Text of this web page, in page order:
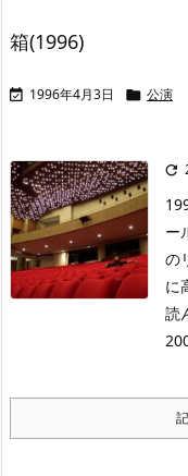
箱(1996)
 1996年4月3日  公演

ー
の
に
読